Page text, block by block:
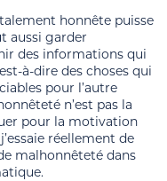
honnête puisse
aussi garder
des informations qui
à-dire des choses qui
pour l’autre
n’est pas la
pour la motivation
réellement de
malhonnêteté dans